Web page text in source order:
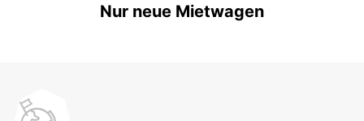
Nur neue Mietwagen